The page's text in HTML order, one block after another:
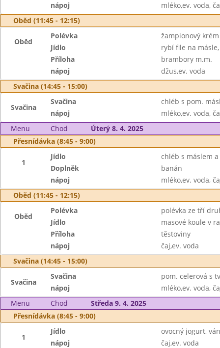
nápoj
mléko,ev. voda,
Oběd (11:45 - 12:15)
Oběd
Polévka
žampionový
Jídlo
rybí file na
Příloha
brambory m.m.
nápoj
džus,ev. voda
Svačina (14:45 - 15:00)
Svačina
Svačina
chléb s pom.
nápoj
mléko,ev. voda,
Menu
Chod
Úterý 8. 4. 2025
Přesnídávka (8:45 - 9:00)
1
Jídlo
chléb s máslem
Doplněk
banán
nápoj
mléko,ev. voda,
Oběd (11:45 - 12:15)
Oběd
Polévka
polévka ze tří
Jídlo
masové koule v
Příloha
těstoviny
nápoj
čaj,ev. voda
Svačina (14:45 - 15:00)
Svačina
Svačina
pom. celerová s
nápoj
mléko,ev. voda,
Menu
Chod
Středa 9. 4. 2025
Přesnídávka (8:45 - 9:00)
1
Jídlo
ovocný jogurt,
nápoj
čaj,ev. voda